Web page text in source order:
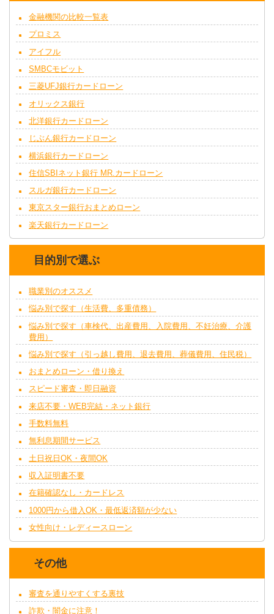
金融機関の比較一覧表
プロミス
アイフル
SMBCモビット
三菱UFJ銀行カードローン
オリックス銀行
北洋銀行カードローン
じぶん銀行カードローン
横浜銀行カードローン
住信SBIネット銀行 MR.カードローン
スルガ銀行カードローン
東京スター銀行おまとめローン
楽天銀行カードローン
目的別で選ぶ
職業別のオススメ
悩み別で探す（生活費、多重債務）
悩み別で探す（車検代、出産費用、入院費用、不妊治療、介護
費用）
悩み別で探す（引っ越し費用、退去費用、葬儀費用、住民税）
おまとめローン・借り換え
スピード審査・即日融資
来店不要・WEB完結・ネット銀行
手数料無料
無利息期間サービス
土日祝日OK・夜間OK
収入証明書不要
在籍確認なし・カードレス
1000円から借入OK・最低返済額が少ない
女性向け・レディースローン
その他
審査を通りやすくする裏技
詐欺・闇金に注意！